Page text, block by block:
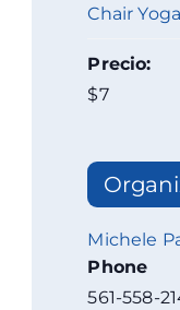
Chair
Precio:
$7
Michele
Phone
561-558-